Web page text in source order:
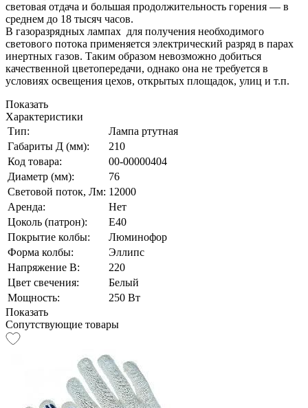
световая отдача и большая продолжительность горения — в
среднем до 18 тысяч часов.
В газоразрядных лампах для получения необходимого
светового потока применяется электрический разряд в парах
инертных газов. Таким образом невозможно добиться
качественной цветопередачи, однако она не требуется в
условиях освещения цехов, открытых площадок, улиц и т.п.
Показать
Характеристики
Тип:
Лампа ртутная
Габариты Д (мм):
210
Код товара:
00-00000404
Диаметр (мм):
76
Световой поток, Лм: 12000
Аренда:
Нет
Цоколь (патрон):
E40
Покрытие колбы:
Люминофор
Форма колбы:
Эллипс
Напряжение В:
220
Цвет свечения:
Белый
Мощность:
250 Вт
Показать
Сопутствующие товары